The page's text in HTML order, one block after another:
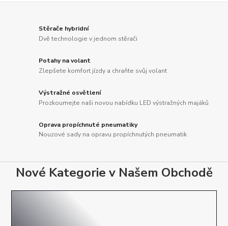
Stěrače hybridní
Dvě technologie v jednom stěrači
Potahy na volant
Zlepšete komfort jízdy a chraňte svůj volant
Výstražné osvětlení
Prozkoumejte naši novou nabídku LED výstražných majáků
Oprava propíchnuté pneumatiky
Nouzové sady na opravu propíchnutých pneumatik
Nové Kategorie v Našem Obchodě